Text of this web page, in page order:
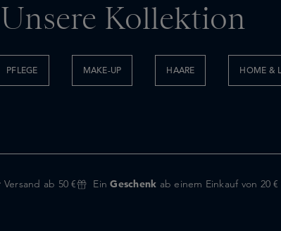
Unsere Kollektion
PFLEGE MAKE-UP HAARE HOME &
Versand ab 50 € EinGeschenk ab einem Einkauf von 20 €